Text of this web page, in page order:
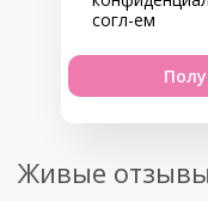
согл-ем
Живые отзывы